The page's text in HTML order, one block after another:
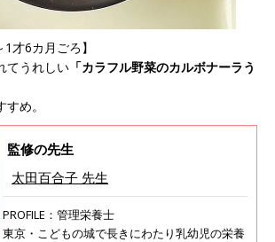
1才6カ月ごろ】
てうれしい 「カラフル野菜のカルボナーラう
め。
監修の先生
太田百合子 先生
PROFILE：管理栄養士
東京・こどもの城で長きにわたり乳幼児の栄養